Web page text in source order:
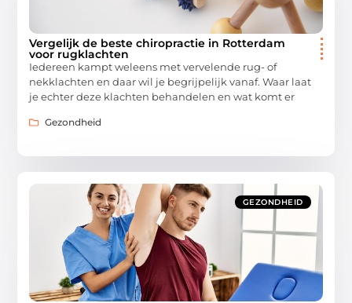
Vergelijk de beste chiropractie in Rotterdam
voor rugklachten
Iedereen kampt weleens met vervelende rug- of
nekklachten en daar wil je begrijpelijk vanaf. Waar laat
je echter deze klachten behandelen en wat komt er
Gezondheid
GEZONDHEID